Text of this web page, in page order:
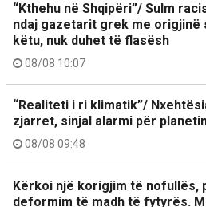
“Kthehu në Shqipëri”/ Sulm
ndaj gazetarit grek me origjinë
këtu, nuk duhet të flasësh
08/08 10:07
“Realiteti i ri klimatik”/
zjarret, sinjal alarmi për
08/08 09:48
Kërkoi një korigjim të nofullës,
deformim të madh të fytyrës.